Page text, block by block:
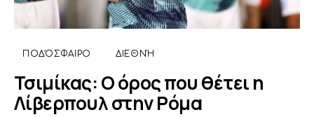
ΠΟΔΌΣΦΑΙΡΟ ΔΙΕΘΝΉ
Τσιμίκας: Ο όρος που θέτει η
Λίβερπουλ στην Ρόμα